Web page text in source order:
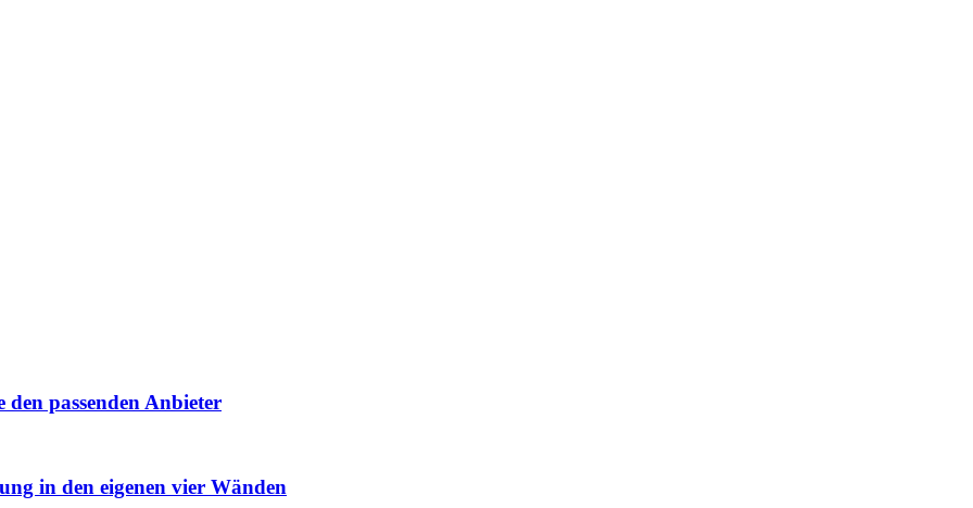
den passenden Anbieter
in den eigenen vier Wänden